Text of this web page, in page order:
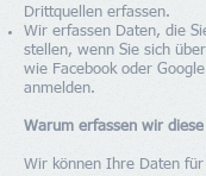
Drittquellen erfassen.
Wir erfassen Daten, die
stellen, wenn Sie sich
wie Facebook oder
anmelden.
Warum erfassen wir diese
Wir können Ihre Daten